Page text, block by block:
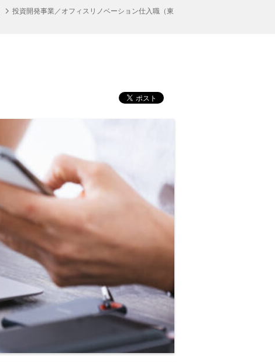
投資開発事業／オフィスリノベーション仕入職（東